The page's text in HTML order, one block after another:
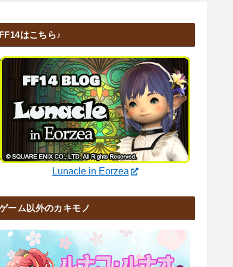
FF14はこちら♪
Lunacle in Eorzea
ーム以外のカキモノ